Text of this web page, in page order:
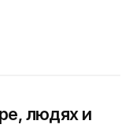
людях и